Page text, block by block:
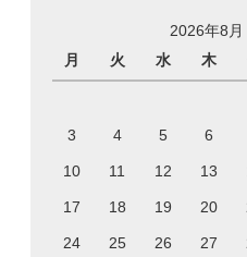
2026年8月
月
火 水 木
3 4 5 6
10 11 12 13
17 18 19 20
24 25 26 27